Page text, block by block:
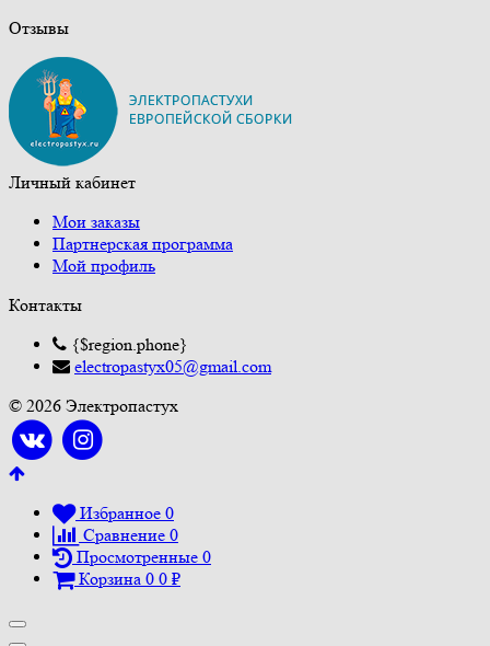
Отзывы
Личный кабинет
Мои заказы
Партнерская программа
Мой профиль
Контакты
{$region.phone}
electropastyx05@gmail.com
© 2026 Электропастух
Избранное 0
Сравнение 0
Просмотренные 0
Корзина 0 0 ₽